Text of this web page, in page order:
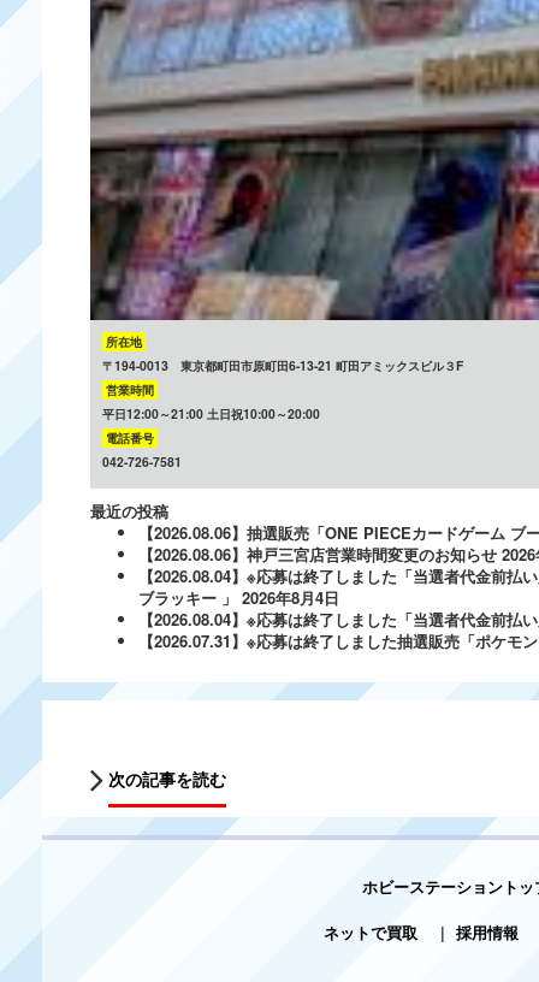
所在地
〒194-0013 東京都町田市原町田6-13-21 町田アミックスビル３F
営業時間
平日12:00～21:00 土日祝10:00～20:00
電話番号
042-726-7581
最近の投稿
【2026.08.06】抽選販売「ONE PIECEカードゲーム ブ
【2026.08.06】神戸三宮店営業時間変更のお知らせ
【2026.08.04】※応募は終了しました「当選者代金前
ブラッキー 」 2026年8月4日
【2026.08.04】※応募は終了しました「当選者代金前
【2026.07.31】※応募は終了しました抽選販売「ポケ
次の記事を読む
ホビーステーショントッ
ネットで買取
| 採用情報